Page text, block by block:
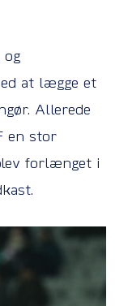
og
at lægge et
Allerede
en stor
forlænget i